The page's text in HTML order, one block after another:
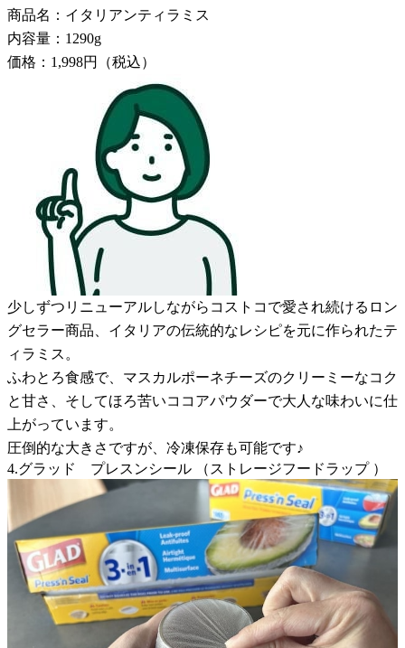
商品名：イタリアンティラミス
内容量：1290g
価格：1,998円（税込）
少しずつリニューアルしながらコストコで愛され続けるロン
グセラー商品、イタリアの伝統的なレシピを元に作られたテ
ィラミス。
ふわとろ食感で、マスカルポーネチーズのクリーミーなコク
と甘さ、そしてほろ苦いココアパウダーで大人な味わいに仕
上がっています。
圧倒的な大きさですが、冷凍保存も可能です♪
4.グラッド プレスンシール （ストレージフードラップ ）